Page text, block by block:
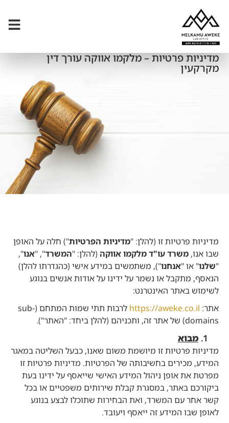
מדיניות פרטיות – מלקמו אווקה עורך דין
מקרקעין
מדיניות פרטיות זו (להלן: "מדיניות הפרטיות") חלה על האופן
שבו אנו, משרד עו"ד מלקמו אווקה (להלן: "המשרד", "אנו",
"שלנו" או "אנחנו"), משתמשים במידע אישי (כהגדרתו להלן)
הנאסף, מתקבל או נשמר על ידינו על אודות אנשים בנוגע
לשימוש באתר האינטרנט:
אתר: https://aweke.co.il
לרבות תתי שמות המתחם (sub-
domains) של אתר זה, ותכניהם (להלן ביחד: "האתר").
מבוא
מדיניות פרטיות זו מיושמת משום שאנו, כבעל השליטה במאגר
המידע, מכירים בחשיבותה של הפרטיות. מדיניות פרטיות זו
מפרטת את אופן ניהול המידע האישי שייאסף על ידינו בעת
ביקורכם באתר, במסגרת קבלת שירותים משפטיים או בכל
קשר אחר עם המשרד, ואת הבחירות שתוכלו לבצע בנוגע
לאופן שבו המידע זה ייאסף ויעובד.